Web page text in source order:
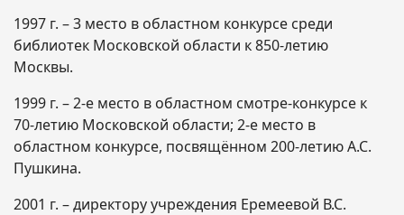
1997 г. – 3 место в областном конкурсе среди
библиотек Московской области к 850-летию
Москвы.
1999 г. – 2-е место в областном смотре-конкурсе к
70-летию Московской области; 2-е место в
областном конкурсе, посвящённом 200-летию А.С.
Пушкина.
2001 г. – директору учреждения Еремеевой В.С.